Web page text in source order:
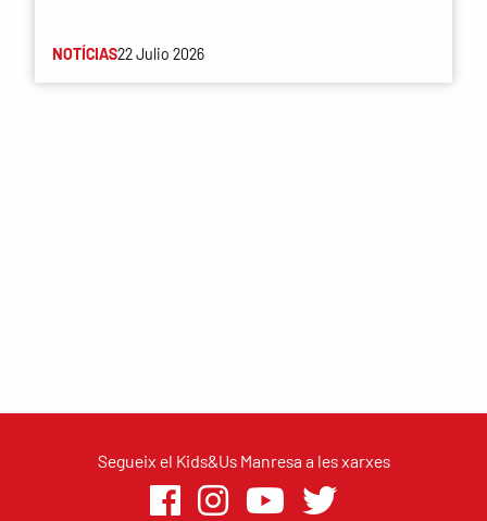
NOTÍCIAS22 Julio 2026
Segueix el Kids&Us Manresa a les xarxes